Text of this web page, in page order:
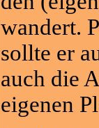
wandert.
sollte er
auch die
eigenen